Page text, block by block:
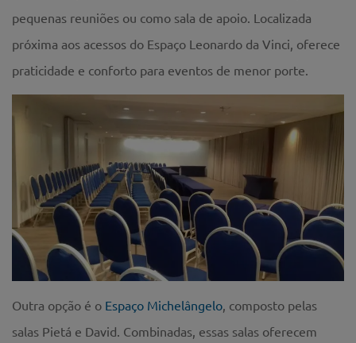
pequenas reuniões ou como sala de apoio. Localizada
próxima aos acessos do Espaço Leonardo da Vinci, oferece
praticidade e conforto para eventos de menor porte.
Outra opção é o Espaço Michelângelo, composto pelas
salas Pietá e David. Combinadas, essas salas oferecem